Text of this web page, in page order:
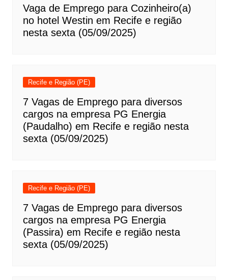
Vaga de Emprego para Cozinheiro(a)
no hotel Westin em Recife e região
nesta sexta (05/09/2025)
Recife e Região (PE)
7 Vagas de Emprego para diversos
cargos na empresa PG Energia
(Paudalho) em Recife e região nesta
sexta (05/09/2025)
Recife e Região (PE)
7 Vagas de Emprego para diversos
cargos na empresa PG Energia
(Passira) em Recife e região nesta
sexta (05/09/2025)